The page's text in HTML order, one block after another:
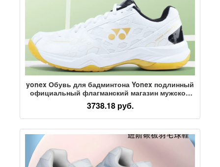
yonex Обувь для бадминтона Yonex подлинный
официальный флагманский магазин мужской
спортивной обуви последнего выпуска yy
профессиональная обувь
3738.18 руб.